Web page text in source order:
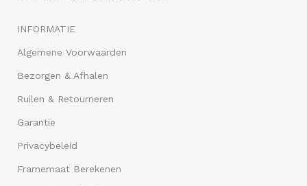
INFORMATIE
Algemene Voorwaarden
Bezorgen & Afhalen
Ruilen & Retourneren
Garantie
Privacybeleid
Framemaat Berekenen